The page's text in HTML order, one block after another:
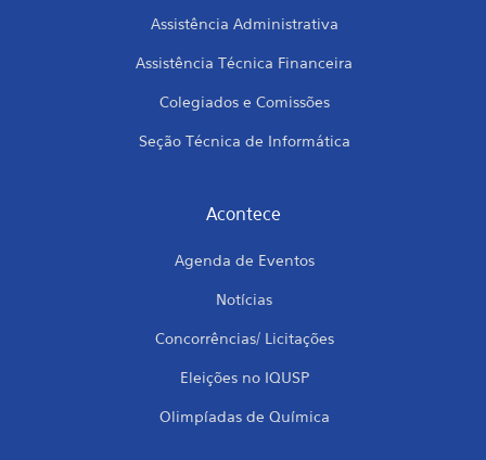
Assistência Administrativa
Assistência Técnica Financeira
Colegiados e Comissões
Seção Técnica de Informática
Acontece
Agenda de Eventos
Notícias
Concorrências/ Licitações
Eleições no IQUSP
Olimpíadas de Química